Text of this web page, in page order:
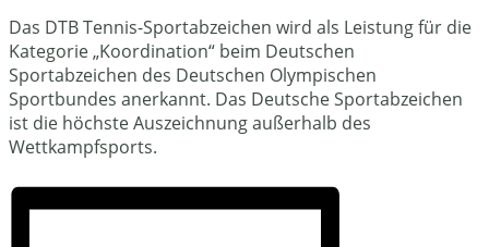
Das DTB Tennis-Sportabzeichen wird als Leistung für die
Kategorie „Koordination“ beim Deutschen
Sportabzeichen des Deutschen Olympischen
Sportbundes anerkannt. Das Deutsche Sportabzeichen
ist die höchste Auszeichnung außerhalb des
Wettkampfsports.